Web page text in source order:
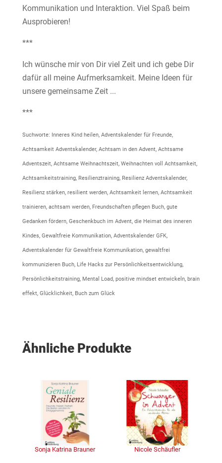
Kommunikation und Interaktion. Viel Spaß beim
Ausprobieren!
***
Ich wünsche mir von Dir viel Zeit und ich gebe Dir
dafür all meine Aufmerksamkeit. Meine Ideen für
unsere gemeinsame Zeit ...
***
Suchworte: Inneres Kind heilen, Adventskalender für Freunde,
Achtsamkeit Adventskalender, Achtsam in den Advent, Achtsame
Adventszeit, Achtsame Weihnachtszeit, Weihnachten voll Achtsamkeit,
Achtsamkeitstraining, Resilienztraining, Resilienz Adventskalender,
Resilienz stärken, resilient werden, Achtsamkeit lernen, Achtsamkeit
trainieren, achtsam werden, Freundschaften pflegen Buch, gute
Gedanken fördern, Geschenkbuch im Advent, die Heimat des inneren
Kindes, Gewaltfreie Kommunikation, Adventskalender GFK,
Adventskalender für Gewaltfreie Kommunikation, gewaltfrei
kommunizieren Buch, Life Hacks zur Persönlichkeitsentwicklung,
Persönlichkeitstraining, Mental Load, positive mindset entwickeln, brain
effekt, Glücklichkeit, Buch zum Glück
Ähnliche Produkte
Sonja Katrina Brauner Nicole Schäufler